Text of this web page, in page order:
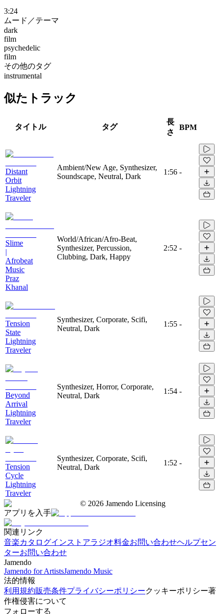
3:24
ムード／テーマ
dark
film
psychedelic
film
その他のタグ
instrumental
似たトラック
タイトル タグ
長
さ
BPM
Distant
Orbit
Lightning
Traveler
Ambient/New Age, Synthesizer,
Soundscape, Neutral, Dark
1:56 -
Slime
|
Afrobeat
Music
Praz
Khanal
World/African/Afro-Beat,
Synthesizer, Percussion,
Clubbing, Dark, Happy
2:52 -
Tension
State
Lightning
Traveler
Synthesizer, Corporate, Scifi,
Neutral, Dark
1:55 -
Beyond
Arrival
Lightning
Traveler
Synthesizer, Horror, Corporate,
Neutral, Dark
1:54 -
Tension
Cycle
Lightning
Traveler
Synthesizer, Corporate, Scifi,
Neutral, Dark
1:52 -
© 2026 Jamendo Licensing
アプリを入手
関連リンク
音楽カタログインストアラジオ料金お問い合わせヘルプセン
ターお問い合わせ
Jamendo
Jamendo for ArtistsJamendo Music
法的情報
利用規約販売条件プライバシーポリシークッキーポリシー著
作権侵害について
フォローする